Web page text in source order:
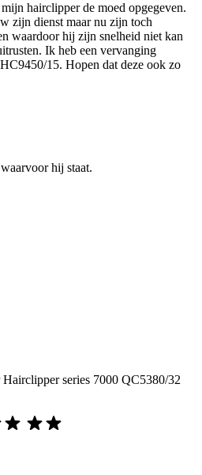
hairclipper de moed opgegeven.
zijn dienst maar nu zijn toch
waardoor hij zijn snelheid niet kan
Ik heb een vervanging
15. Hopen dat deze ook zo
hij staat.
series 7000 QC5380/32